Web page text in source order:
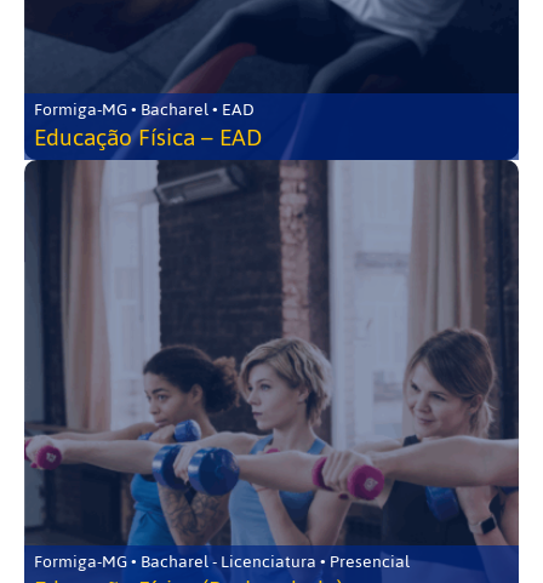
Formiga-MG • Bacharel • EAD
Educação Física – EAD
Formiga-MG • Bacharel - Licenciatura • Presencial